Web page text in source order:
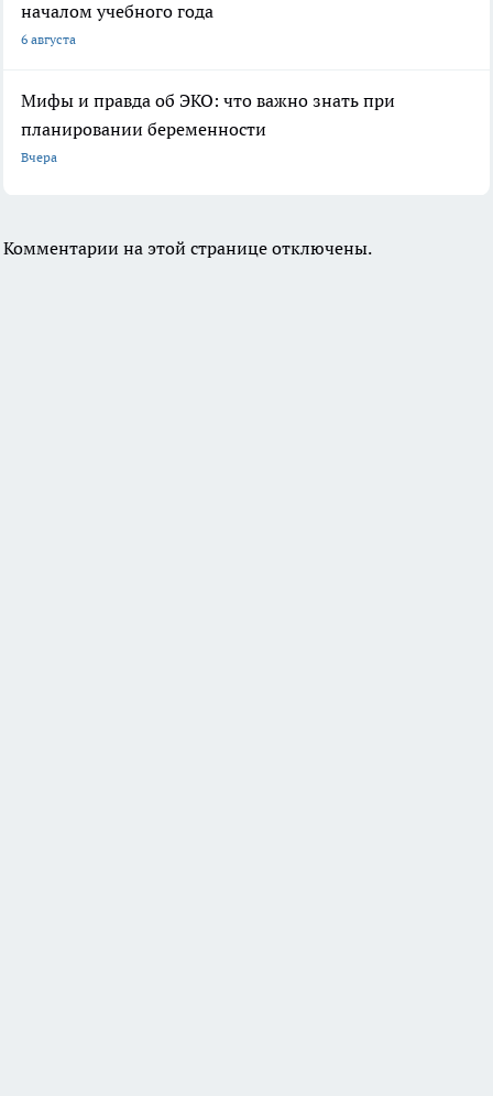
началом учебного года
6 августа
Мифы и правда об ЭКО: что важно знать при
планировании беременности
Вчера
Комментарии на этой странице отключены.